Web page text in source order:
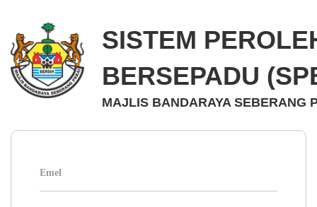
SISTEM
BERSEPADU
MAJLIS BANDARAYA SEBERANG